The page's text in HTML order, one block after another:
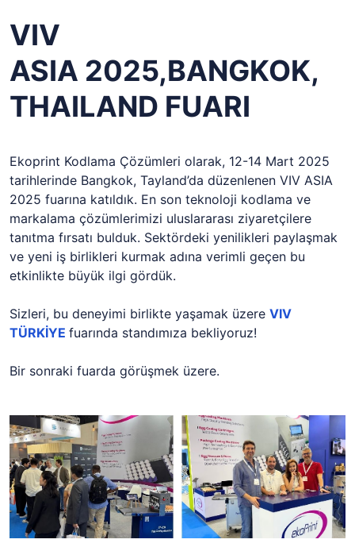
VIV
ASIA 2025,BANGKOK,
THAILAND FUARI
Ekoprint Kodlama Çözümleri olarak, 12-14 Mart 2025
tarihlerinde Bangkok, Tayland’da düzenlenen VIV ASIA
2025 fuarına katıldık. En son teknoloji kodlama ve
markalama çözümlerimizi uluslararası ziyaretçilere
tanıtma fırsatı bulduk. Sektördeki yenilikleri paylaşmak
ve yeni iş birlikleri kurmak adına verimli geçen bu
etkinlikte büyük ilgi gördük.
Sizleri, bu deneyimi birlikte yaşamak üzere VIV
TÜRKİYE fuarında standımıza bekliyoruz!
Bir sonraki fuarda görüşmek üzere.